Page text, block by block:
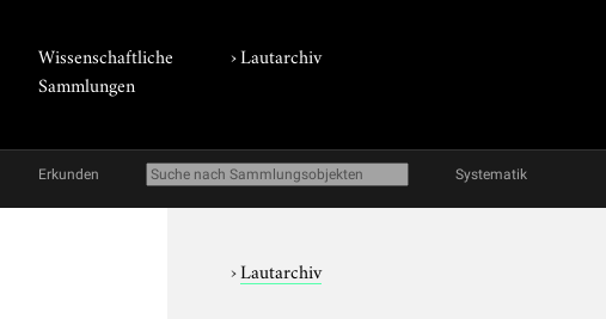
Wissenschaftliche
Sammlungen
›Lautarchiv
Erkunden Systematik
›Lautarchiv